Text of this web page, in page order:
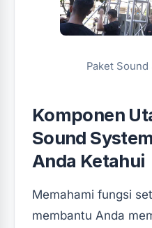
Paket
Komponen
Sound
Anda Ketahui
Memahami fungsi
membantu Anda